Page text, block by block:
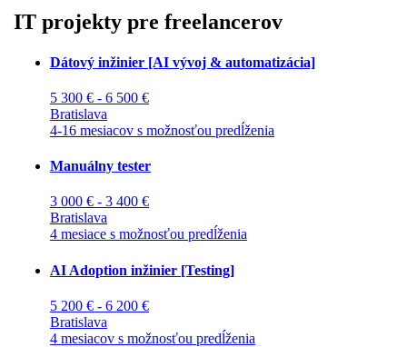
IT projekty pre freelancerov
Dátový inžinier [AI vývoj & automatizácia]
5 300 € - 6 500 €
Bratislava
4-16 mesiacov s možnosťou predĺženia
Manuálny tester
3 000 € - 3 400 €
Bratislava
4 mesiace s možnosťou predĺženia
AI Adoption inžinier [Testing]
5 200 € - 6 200 €
Bratislava
4 mesiacov s možnosťou predĺženia